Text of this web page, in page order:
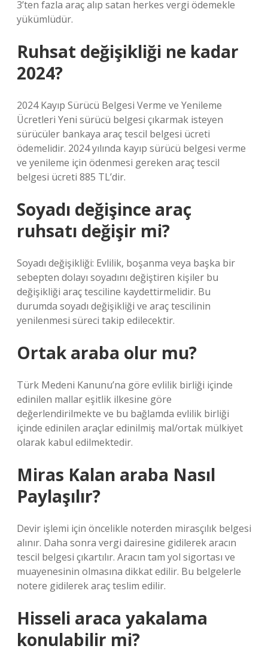
3’ten fazla araç alıp satan herkes vergi ödemekle
yükümlüdür.
Ruhsat değişikliği ne kadar
2024?
2024 Kayıp Sürücü Belgesi Verme ve Yenileme
Ücretleri Yeni sürücü belgesi çıkarmak isteyen
sürücüler bankaya araç tescil belgesi ücreti
ödemelidir. 2024 yılında kayıp sürücü belgesi verme
ve yenileme için ödenmesi gereken araç tescil
belgesi ücreti 885 TL’dir.
Soyadı değişince araç
ruhsatı değişir mi?
Soyadı değişikliği: Evlilik, boşanma veya başka bir
sebepten dolayı soyadını değiştiren kişiler bu
değişikliği araç tesciline kaydettirmelidir. Bu
durumda soyadı değişikliği ve araç tescilinin
yenilenmesi süreci takip edilecektir.
Ortak araba olur mu?
Türk Medeni Kanunu’na göre evlilik birliği içinde
edinilen mallar eşitlik ilkesine göre
değerlendirilmekte ve bu bağlamda evlilik birliği
içinde edinilen araçlar edinilmiş mal/ortak mülkiyet
olarak kabul edilmektedir.
Miras Kalan araba Nasıl
Paylaşılır?
Devir işlemi için öncelikle noterden mirasçılık belgesi
alınır. Daha sonra vergi dairesine gidilerek aracın
tescil belgesi çıkartılır. Aracın tam yol sigortası ve
muayenesinin olmasına dikkat edilir. Bu belgelerle
notere gidilerek araç teslim edilir.
Hisseli araca yakalama
konulabilir mi?